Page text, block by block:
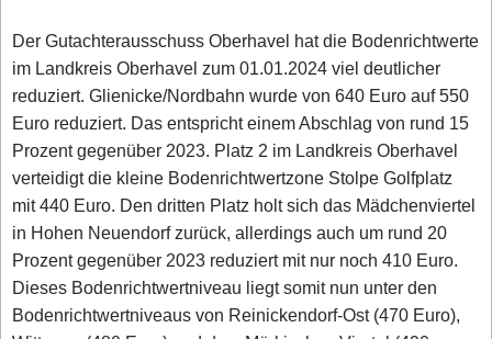
Der Gutachterausschuss Oberhavel hat die Bodenrichtwerte
im Landkreis Oberhavel zum 01.01.2024 viel deutlicher
reduziert. Glienicke/Nordbahn wurde von 640 Euro auf 550
Euro reduziert. Das entspricht einem Abschlag von rund 15
Prozent gegenüber 2023. Platz 2 im Landkreis Oberhavel
verteidigt die kleine Bodenrichtwertzone Stolpe Golfplatz
mit 440 Euro. Den dritten Platz holt sich das Mädchenviertel
in Hohen Neuendorf zurück, allerdings auch um rund 20
Prozent gegenüber 2023 reduziert mit nur noch 410 Euro.
Dieses Bodenrichtwertniveau liegt somit nun unter den
Bodenrichtwertniveaus von Reinickendorf-Ost (470 Euro),